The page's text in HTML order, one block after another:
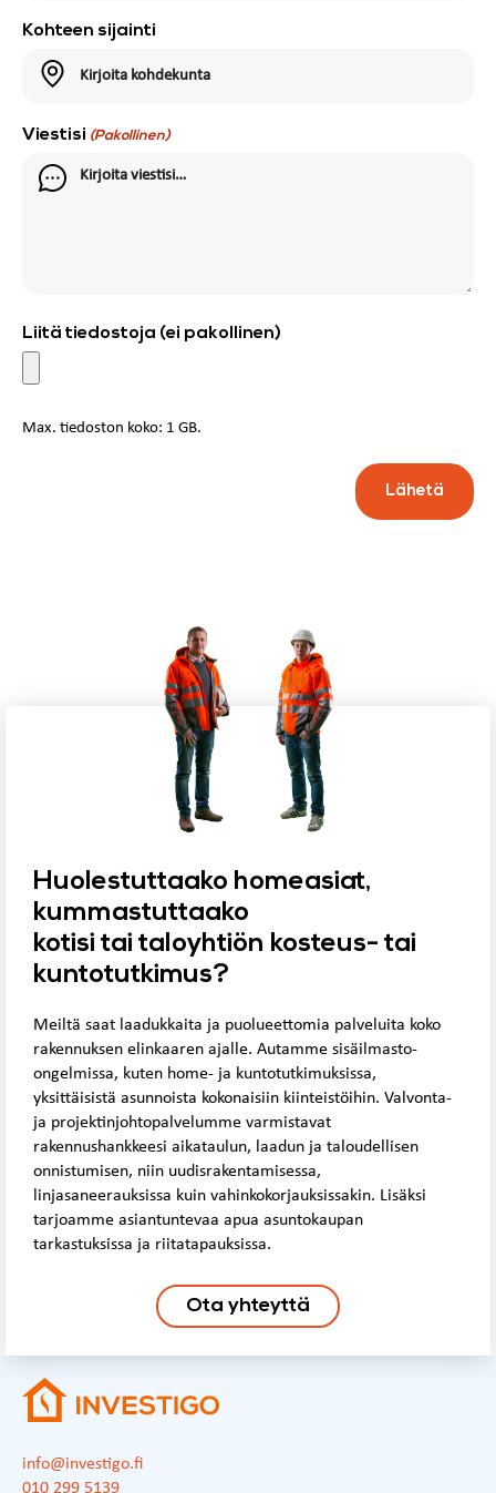
Kohteen sijainti
Viestisi (Pakollinen)
Liitä tiedostoja (ei pakollinen)
Max. tiedoston koko: 1 GB.
Huolestuttaako homeasiat,
kummastuttaako
kotisi tai taloyhtiön kosteus- tai
kuntotutkimus?
Meiltä saat laadukkaita ja puolueettomia palveluita koko
rakennuksen elinkaaren ajalle. Autamme sisäilmasto-
ongelmissa, kuten home- ja kuntotutkimuksissa,
yksittäisistä asunnoista kokonaisiin kiinteistöihin. Valvonta-
ja projektinjohtopalvelumme varmistavat
rakennushankkeesi aikataulun, laadun ja taloudellisen
onnistumisen, niin uudisrakentamisessa,
linjasaneerauksissa kuin vahinkokorjauksissakin. Lisäksi
tarjoamme asiantuntevaa apua asuntokaupan
tarkastuksissa ja riitatapauksissa.
Ota yhteyttä
info@investigo.fi
010 299 5139